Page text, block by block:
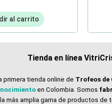
al carrito
Tienda en línea
primera tienda online de Trofeos de
en Colombia. Somos
más amplia gama de productos de